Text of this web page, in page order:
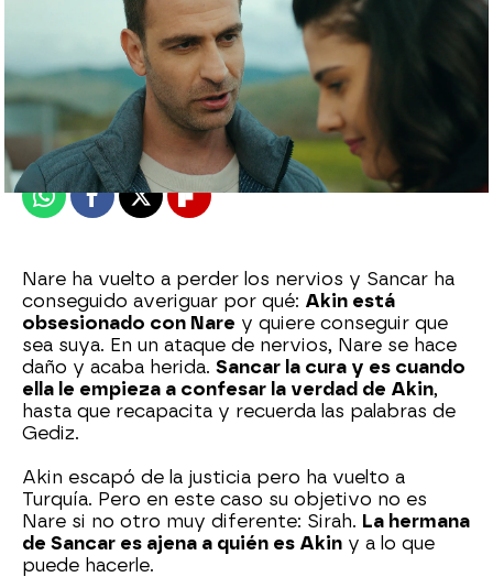
Nova
Madrid
Publicado: 23 de abril de 2022, 23:34
WhatsappFacebook
X Flipboard
Nare ha vuelto a perder los nervios y Sancar ha
conseguido averiguar por qué: Akin está
obsesionado con Nare y quiere conseguir que
sea suya. En un ataque de nervios, Nare se hace
daño y acaba herida. Sancar la cura y es cuando
ella le empieza a confesar la verdad de Akin,
hasta que recapacita y recuerda las palabras de
Gediz.
Akin escapó de la justicia pero ha vuelto a
Turquía. Pero en este caso su objetivo no es
Nare si no otro muy diferente: Sirah. La hermana
de Sancar es ajena a quién es Akin y a lo que
puede hacerle.